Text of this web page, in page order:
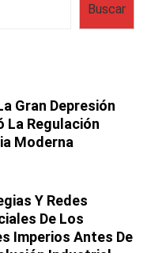
Buscar
Gran Depresión
La Regulación
Moderna
Y Redes
De Los
Imperios Antes De